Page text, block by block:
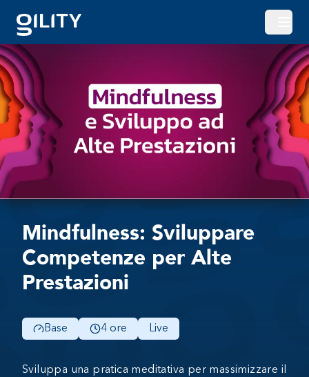
Apri
Mindfulness: Sviluppare
Competenze per Alte
Prestazioni
Base 4 ore Live
Sviluppa una pratica meditativa per massimizzare il